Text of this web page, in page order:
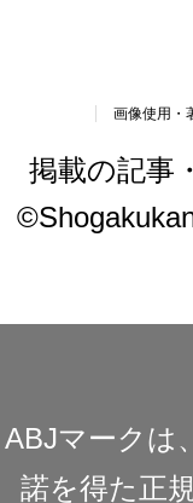
画像使用・
掲載の記事
ABJマークは
諾を得た正